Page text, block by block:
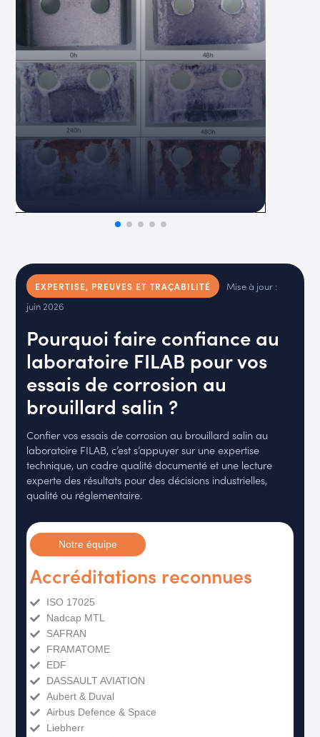
EXPERTISE, PREUVES ET TRAÇABILITÉ
Mise à jour :
juin 2026
Pourquoi faire confiance au
laboratoire FILAB pour vos
essais de corrosion au
brouillard salin ?
Confier vos essais de corrosion au brouillard salin au
laboratoire FILAB, c’est s’appuyer sur une expertise
technique, un cadre qualité documenté et une lecture
experte des résultats pour des décisions industrielles,
qualité ou réglementaire.
Notre équipe
Accréditations reconnues
ISO 17025
Nadcap MTL
SAFRAN
FRAMATOME
EDF
DASSAULT AVIATION
Aubert & Duval
Airbus Defence & Space
Liebherr